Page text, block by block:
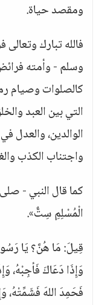
ومقصد حياة.
فالله تبارك
وسلم - وأمته
كالصلوات وصيام
التي بين العبد
الوالدين، والعدل
واجتناب الكذب
كما قال النبي -
الْمُسْلِمِ سِتٌّ».
قِيلَ: مَا هُنَّ؟ يَا
وَإِذَا دَعَاكَ
فَحَمِدَ اللهَ فَشَمِّتْهُ،